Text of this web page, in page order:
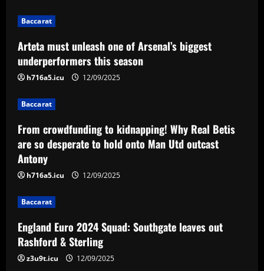
From crowdfunding to kidnapping! Why
Real Betis are so desperate to hold
England Euro 2024 Squad: Southgate
leaves out Rashford & Sterling
5 12/09/2025
Baccarat
Arteta must unleash one of Arsenal’s biggest
underperformers this season
h716a5.icu 12/09/2025
Baccarat
From crowdfunding to kidnapping! Why Real Betis
are so desperate to hold onto Man Utd outcast
Antony
h716a5.icu 12/09/2025
Baccarat
England Euro 2024 Squad: Southgate leaves out
Rashford & Sterling
z3u9t.icu 12/09/2025